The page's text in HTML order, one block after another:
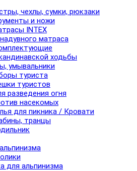
чехлы, сумки, рюкзаки
и ножи
INTEX
матраса
ходьбы
умывальники
туриста
туристов
разведения огня
насекомых
для пикника / Кровати
транцы
для альпинизма